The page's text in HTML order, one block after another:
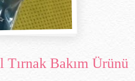
Bakım Ürünü